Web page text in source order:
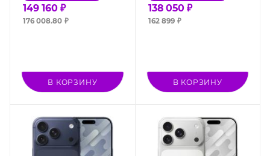
149 160 ₽
176 008.80 ₽
В КОРЗИНУ
138 050 ₽
162 899 ₽
В КОРЗИНУ